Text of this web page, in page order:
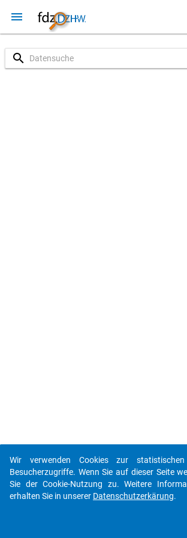
menu
search
Wir verwenden Cookies zur
Besucherzugriffe. Wenn Sie auf dieser Seite
Sie der Cookie-Nutzung zu. Weitere
erhalten Sie in unserer Datenschutzerkärung.